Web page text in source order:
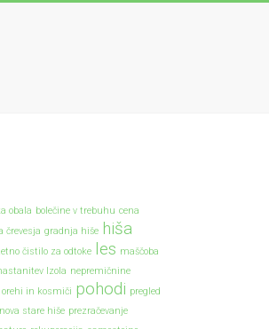
obala bolečine v trebuhu cena
črevesja gradnja hiše hiša
čistilo za odtoke les maščoba
Izola nepremičnine
orehi in kosmiči pohodi pregled
stare hiše prezračevanje